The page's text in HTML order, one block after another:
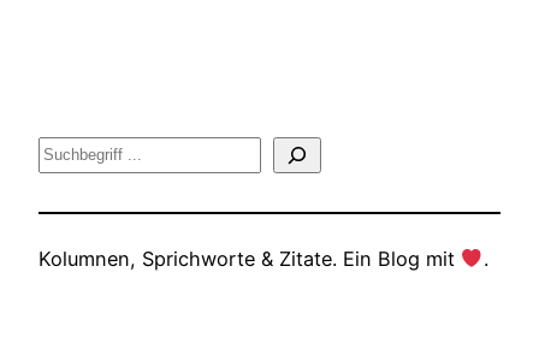
Suche
Kolumnen, Sprichworte & Zitate. Ein Blog mit .